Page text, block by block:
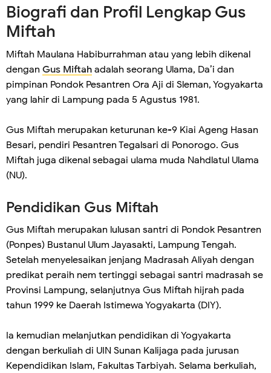
Biografi dan Profil Lengkap Gus
Miftah
Miftah Maulana Habiburrahman atau yang lebih dikenal
dengan Gus Miftah adalah seorang Ulama, Da’i dan
pimpinan Pondok Pesantren Ora Aji di Sleman, Yogyakarta
yang lahir di Lampung pada 5 Agustus 1981.
Gus Miftah merupakan keturunan ke-9 Kiai Ageng Hasan
Besari, pendiri Pesantren Tegalsari di Ponorogo. Gus
Miftah juga dikenal sebagai ulama muda Nahdlatul Ulama
(NU).
Pendidikan Gus Miftah
Gus Miftah merupakan lulusan santri di Pondok Pesantren
(Ponpes) Bustanul Ulum Jayasakti, Lampung Tengah.
Setelah menyelesaikan jenjang Madrasah Aliyah dengan
predikat peraih nem tertinggi sebagai santri madrasah se
Provinsi Lampung, selanjutnya Gus Miftah hijrah pada
tahun 1999 ke Daerah Istimewa Yogyakarta (DIY).
Ia kemudian melanjutkan pendidikan di Yogyakarta
dengan berkuliah di UIN Sunan Kalijaga pada jurusan
Kependidikan Islam, Fakultas Tarbiyah. Selama berkuliah,